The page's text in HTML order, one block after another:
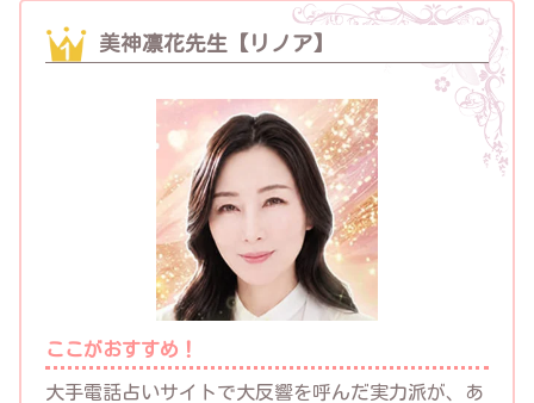
美神凛花先生【リノア】
ここがおすすめ！
大手電話占いサイトで大反響を呼んだ実力派が、あ